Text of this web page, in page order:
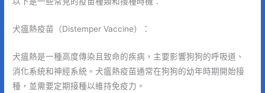
犬瘟熱疫苗（Distemper Vaccine）：
犬瘟熱是一種高度傳染且致命的疾病，主要影響狗狗的呼吸道、
消化系統和神經系統。犬瘟熱疫苗通常在狗狗的幼年時期開始接
種，並需要定期接種以維持免疫力。